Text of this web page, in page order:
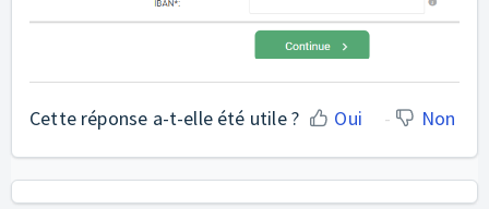
Cette réponse a-t-elle été utile ? Oui Non